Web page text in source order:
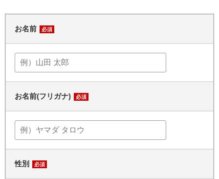
お名前 必須
お名前(フリガナ) 必須
性別 必須